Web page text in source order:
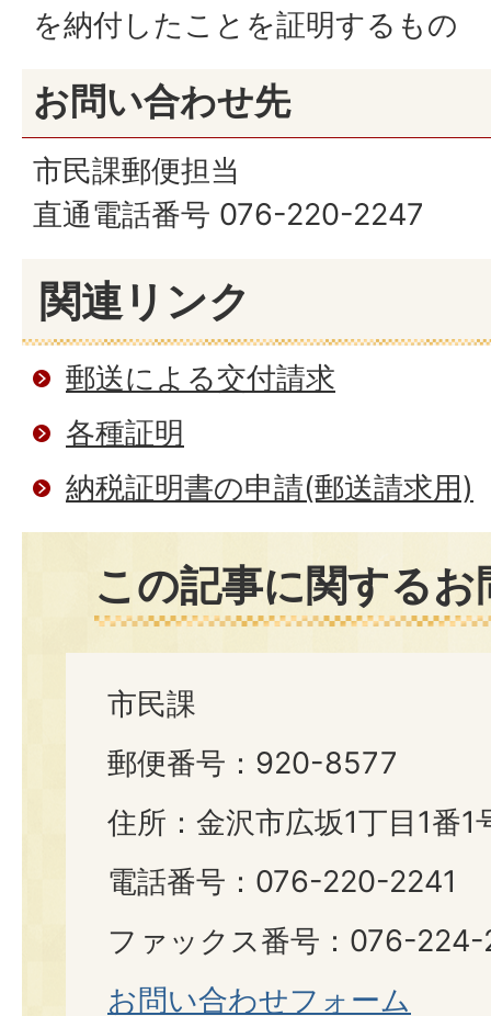
を納付したことを証明するもの
お問い合わせ先
市民課郵便担当
直通電話番号 076-220-2247
関連リンク
郵送による交付請求
各種証明
納税証明書の申請(郵送請求用)
この記事に関する
市民課
郵便番号：920-8577
住所：金沢市広坂1丁目1番1
電話番号：076-220-2241
ファックス番号：076-
お問い合わせフォーム